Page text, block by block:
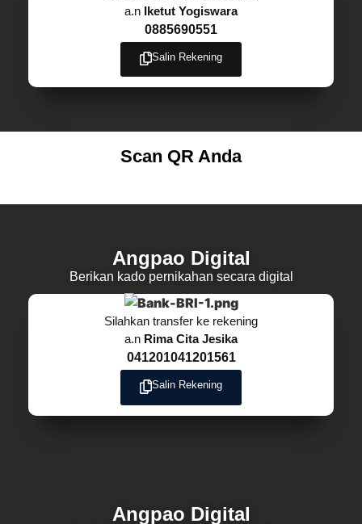
a.n Iketut Yogiswara
0885690551
Salin Rekening
Scan QR Anda
Angpao Digital
Berikan kado pernikahan secara digital
Silahkan transfer ke rekening
a.n Rima Cita Jesika
041201041201561
Salin Rekening
Angpao Digital